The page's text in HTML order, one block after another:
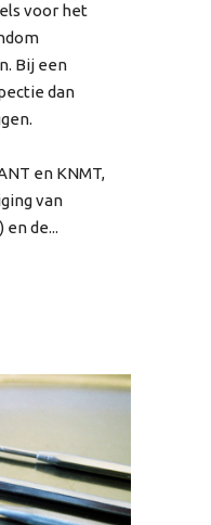
voor het
Bij een
dan
en KNMT,
van
de...